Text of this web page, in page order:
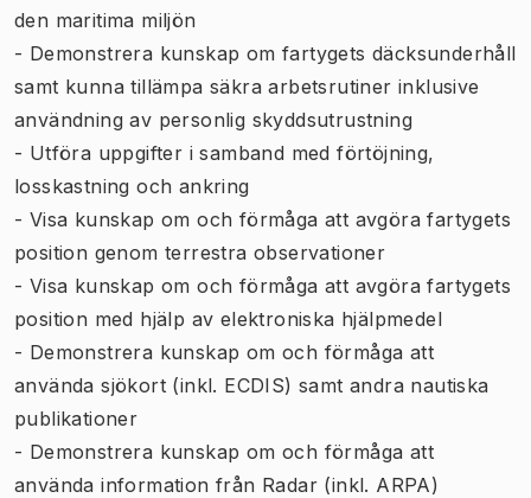
den maritima miljön
- Demonstrera kunskap om fartygets däcksunderhåll
samt kunna tillämpa säkra arbetsrutiner inklusive
användning av personlig skyddsutrustning
- Utföra uppgifter i samband med förtöjning,
losskastning och ankring
- Visa kunskap om och förmåga att avgöra fartygets
position genom terrestra observationer
- Visa kunskap om och förmåga att avgöra fartygets
position med hjälp av elektroniska hjälpmedel
- Demonstrera kunskap om och förmåga att
använda sjökort (inkl. ECDIS) samt andra nautiska
publikationer
- Demonstrera kunskap om och förmåga att
använda information från Radar (inkl. ARPA)